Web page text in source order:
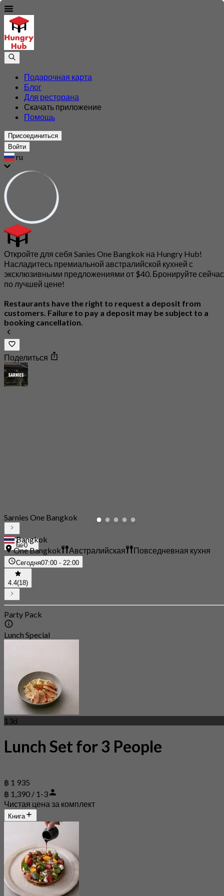
Подарочная карта
Блог
Для ресторана
Скачать приложение
Помощь
Присоединиться
Войти
ru
Откройте для себя Sanies One Bangkok на Hungry Hub!
Насладитесь премиальной австралийской кухней с
эксклюзивными предложениями от $40. Бронируйте сейчас
по лучшей цене!
Restaurants have the right to request a deposit from
customers. Failure to pay a deposit may be subject to a
booking cancellation.
Поделиться
0
Sarnies One Bangkok
Bangkok
One Bangkok
Австралийская Повседневная кухня
Сегодня07:00 - 22:00
4.4(18)
Party Pack
Lunch Special
13d
Lunch Set for 3 People
฿ 1 935
฿ 1,390 / 1-3
Чистая цена за комплект
Книга